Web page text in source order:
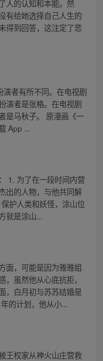
人的认知和本能。然
有给她选择自己人生的
得到回答，这注定了悲
演者有所不同。在电视剧
演者是张格。在电视剧
是马秋子。 原漫画《一
App ...
1. 为了在一段时间内营
出的人物，与他共同解
护人类和妖怪，涂山位
就是涂山...
面，可能是因为雅雅姐
虽然他从心底抗拒，
，白月初与苏苏结婚是
的计划，他从小...
王权家从神火山庄营救